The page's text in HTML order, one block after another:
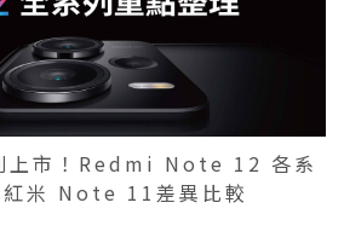
上市！Redmi Note 12 各系
紅米 Note 11差異比較